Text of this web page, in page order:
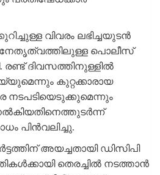
വിവരം ലഭിച്ചയുടൻ
നേതൃത്വത്തിലുള്ള പൊലീസ്
ദിവസത്തിനുള്ളിൽ
കുറ്റക്കാരായ
നടപടിയെടുക്കുമെന്നും
പിൻവലിച്ചു.
അയച്ചതായി ഡിസിപി
തെരച്ചിൽ നടത്താൻ